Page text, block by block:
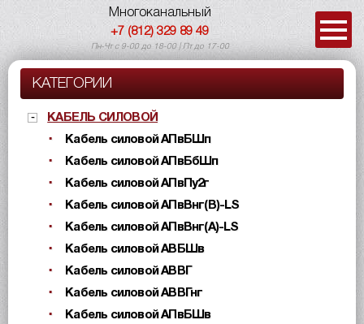
Многоканальный
+7 (812) 329 89 49
Пн-Чт с 9-00 до 18-00 | Пт до 17-00
КАТЕГОРИИ
КАБЕЛЬ СИЛОВОЙ
Кабель силовой АПвБШп
Кабель силовой АПвБбШп
Кабель силовой АПвПу2г
Кабель силовой АПвВнг(B)-LS
Кабель силовой АПвВнг(A)-LS
Кабель силовой АВБШв
Кабель силовой АВВГ
Кабель силовой АВВГнг
Кабель силовой АПвБШв